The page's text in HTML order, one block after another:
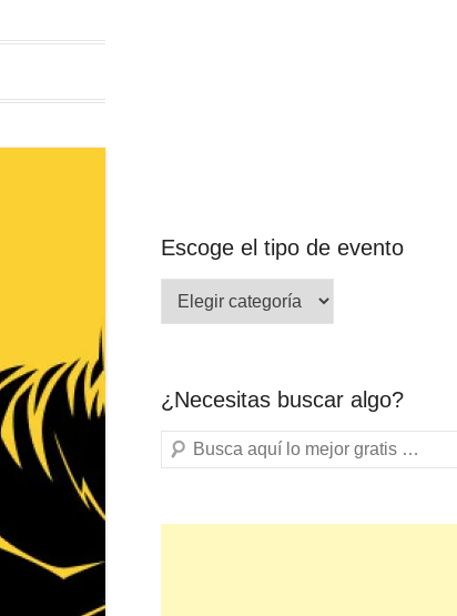
Escoge el tipo de evento
¿Necesitas buscar algo?
Buscar